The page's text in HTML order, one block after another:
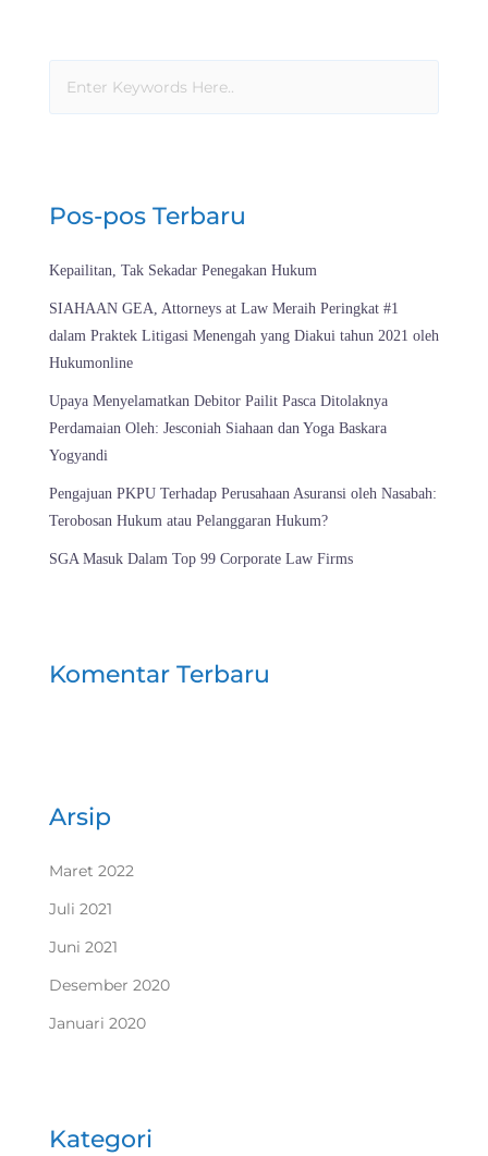
Pos-pos Terbaru
Kepailitan, Tak Sekadar Penegakan Hukum
SIAHAAN GEA, Attorneys at Law Meraih Peringkat #1
dalam Praktek Litigasi Menengah yang Diakui tahun 2021 oleh
Hukumonline
Upaya Menyelamatkan Debitor Pailit Pasca Ditolaknya
Perdamaian Oleh: Jesconiah Siahaan dan Yoga Baskara
Yogyandi
Pengajuan PKPU Terhadap Perusahaan Asuransi oleh Nasabah:
Terobosan Hukum atau Pelanggaran Hukum?
SGA Masuk Dalam Top 99 Corporate Law Firms
Komentar Terbaru
Arsip
Maret 2022
Juli 2021
Juni 2021
Desember 2020
Januari 2020
Kategori